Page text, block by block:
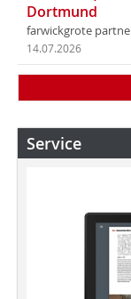
Dortmund
farwickgrote
14.07.2026
Service